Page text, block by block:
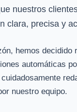
nuestros
clara, precisa y
hemos decidido
automáticas
nuestro equipo.